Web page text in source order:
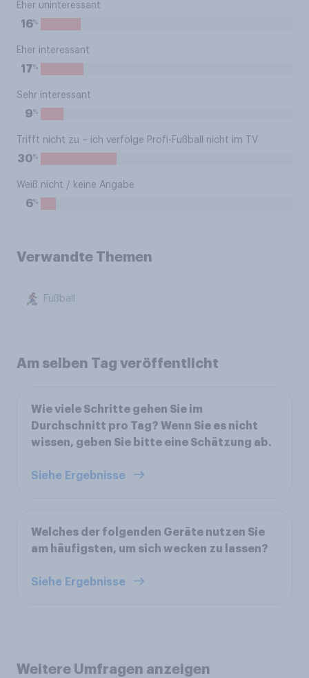
Eher uninteressant
16%
Eher interessant
17%
Sehr interessant
9%
Trifft nicht zu – ich verfolge Profi-Fußball nicht im TV
30%
Weiß nicht / keine Angabe
6%
Verwandte Themen
Fußball
Am selben Tag veröffentlicht
Wie viele Schritte gehen Sie im
Durchschnitt pro Tag? Wenn Sie es nicht
wissen, geben Sie bitte eine Schätzung ab.
Siehe Ergebnisse
Welches der folgenden Geräte nutzen Sie
am häufigsten, um sich wecken zu lassen?
Siehe Ergebnisse
Weitere Umfragen anzeigen